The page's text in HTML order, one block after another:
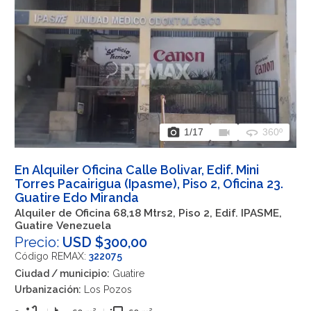
photo_camera 1/17 videocam 360 360º
En Alquiler Oficina Calle Bolivar, Edif. Mini
Torres Pacairigua (Ipasme), Piso 2, Oficina 23.
Guatire Edo Miranda
Alquiler de Oficina 68,18 Mtrs2, Piso 2, Edif. IPASME,
Guatire Venezuela
Precio: USD $300,00
Código REMAX: 322075
Ciudad / municipio: Guatire
Urbanización: Los Pozos